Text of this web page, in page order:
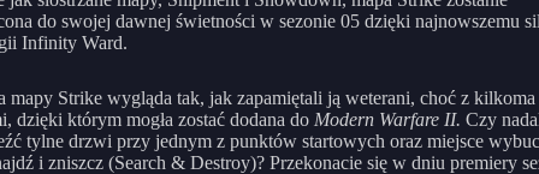
do swojej dawnej świetności w sezonie 05 dzięki najnowszemu
Infinity Ward.
mapy Strike wygląda tak, jak zapamiętali ją weterani, choć z kilkoma
dzięki którym mogła zostać dodana do Modern Warfare II. Czy
tylne drzwi przy jednym z punktów startowych oraz miejsce
i zniszcz (Search & Destroy)? Przekonacie się w dniu premiery